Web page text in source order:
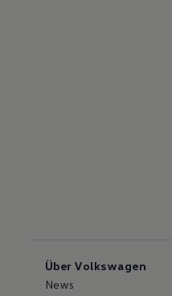
Über Volkswagen
News